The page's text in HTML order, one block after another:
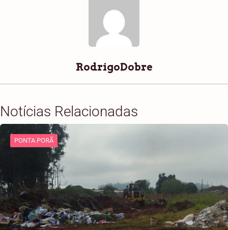
RodrigoDobre
Notícias Relacionadas
PONTA PORÃ